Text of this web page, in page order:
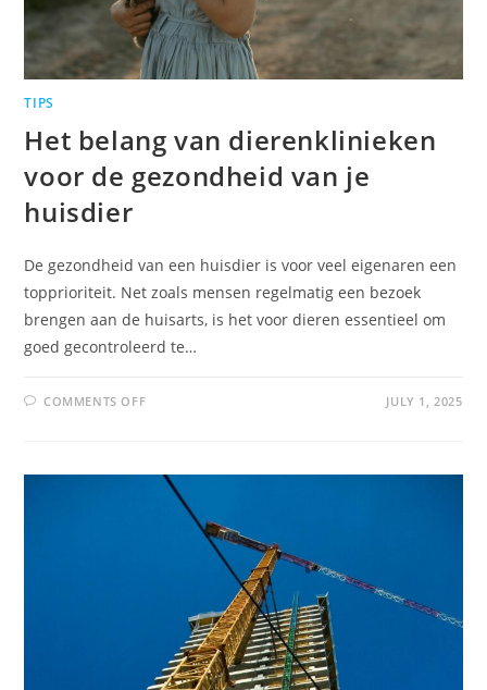
TIPS
Het belang van dierenklinieken
voor de gezondheid van je
huisdier
De gezondheid van een huisdier is voor veel eigenaren een
topprioriteit. Net zoals mensen regelmatig een bezoek
brengen aan de huisarts, is het voor dieren essentieel om
goed gecontroleerd te…
COMMENTS OFF JULY 1, 2025